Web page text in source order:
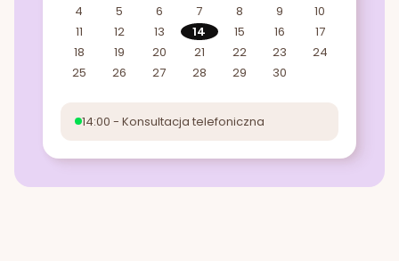
4
5 6 7 8 9
10
11
12 13 14 15 16
17
18
19 20 21 22 23
24
25
26 27 28 29 30
14:00 - Konsultacja telefoniczna